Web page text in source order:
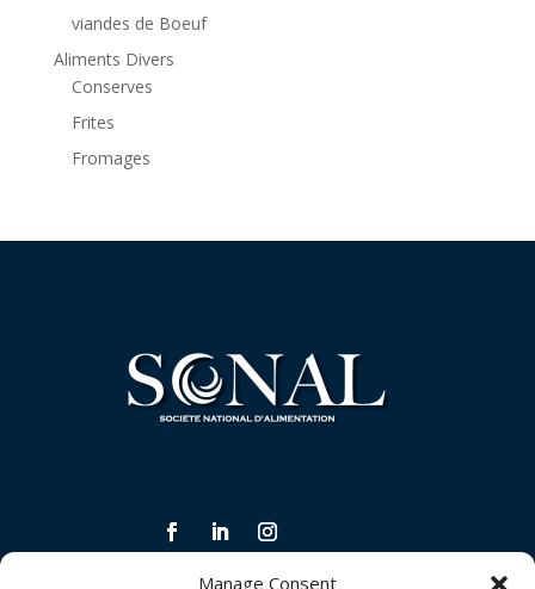
Manage Consent
viandes de Boeuf
Aliments Divers
Conserves
Frites
Fromages